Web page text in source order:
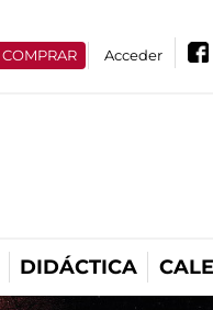
COMPRAR Acceder
DIDÁCTICA